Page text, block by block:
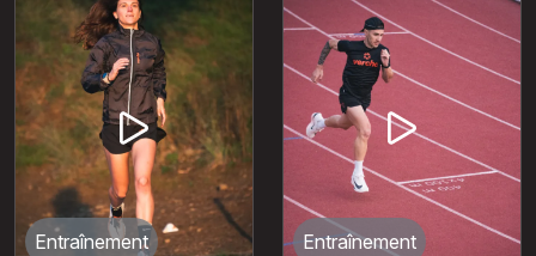
Entraînement Entraînement